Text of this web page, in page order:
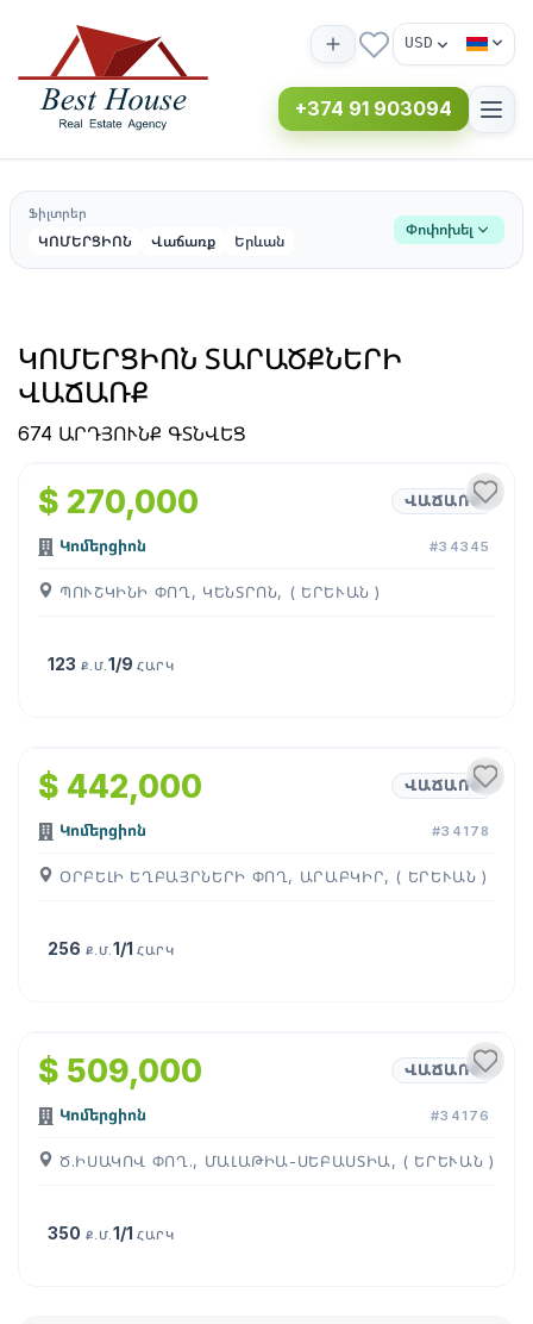
USD
+374 91 903094
Ֆիլտրեր
ԿՈՄԵՐՑԻՈՆ Վաճառք Երևան
Փոփոխել
ԿՈՄԵՐՑԻՈՆ ՏԱՐԱԾՔՆԵՐԻ
ՎԱՃԱՌՔ
674 ԱՐԴՅՈՒՆՔ ԳՏՆՎԵՑ
$ 270,000 ՎԱՃԱՌՔ
Կոմերցիոն #34345
ՊՈՒՇԿԻՆԻ ՓՈՂ, ԿԵՆՏՐՈՆ, ( ԵՐԵՒԱՆ )
123 Ք.Մ.1/9ՀԱՐԿ
$ 442,000 ՎԱՃԱՌՔ
Կոմերցիոն #34178
ՕՐԲԵԼԻ ԵՂԲԱՅՐՆԵՐԻ ՓՈՂ, ԱՐԱԲԿԻՐ, ( ԵՐԵՒԱՆ )
256 Ք.Մ.1/1ՀԱՐԿ
$ 509,000 ՎԱՃԱՌՔ
Կոմերցիոն #34176
Ծ.ԻՍԱԿՈՎ ՓՈՂ., ՄԱԼԱԹԻԱ-ՍԵԲԱՍՏԻԱ, ( ԵՐԵՒԱՆ )
350 Ք.Մ.1/1ՀԱՐԿ